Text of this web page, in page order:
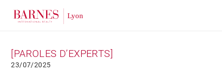
[PAROLES D’EXPERTS]
23/07/2025